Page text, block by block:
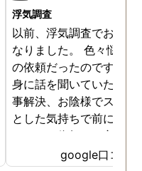
浮気調査
以前、浮気調査でお世話
なりました。 色々悩ん
の依頼だったのですが、
身に話を聞いていただき
事解決、お陰様でスッキ
とした気持ちで前に進め
います。依頼して良かっ
です、ありがとうござい
google口コミ